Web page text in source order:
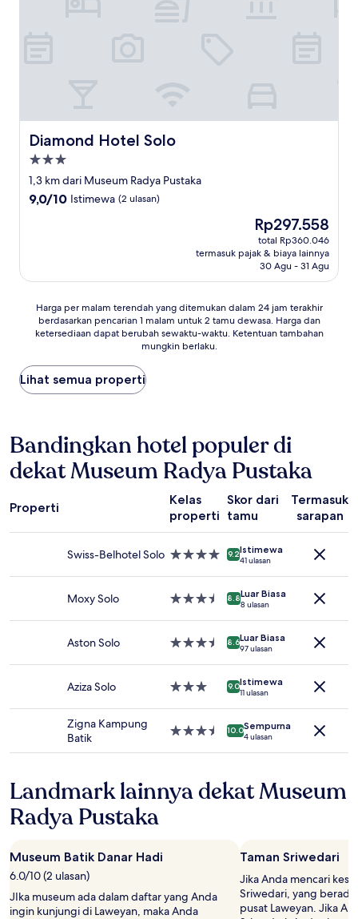
Diamond Hotel Solo
Diamond Hotel Solo
Properti
bintang
3.0
1,3 km dari Museum Radya Pustaka
9.0
9,0/10 Istimewa (2 ulasan)
Harga
sekarang
Rp297.558
Rp297.558
total Rp360.046
termasuk pajak & biaya lainnya
30 Agu - 31 Agu
Harga
malam
yang
ditemukan
dalam
terakhir
berdasarkan
pencarian
1
untuk
dan
ketersediaan
berubah
Ketentuan
berlaku.
Harga per malam terendah yang ditemukan dalam 24 jam terakhir
berdasarkan pencarian 1 malam untuk 2 tamu dewasa. Harga dan
ketersediaan dapat berubah sewaktu-waktu. Ketentuan tambahan
mungkin berlaku.
Lihat semua properti
Bandingkan hotel populer di
dekat Museum Radya Pustaka
Properti
Kelas
properti
Skor dari
tamu
Termasuk
sarapan
Swiss-Belhotel Solo Properti
9.2Istimewa
41 ulasan
Moxy Solo
Properti
8.8Luar Biasa
8 ulasan
Aston Solo
Properti
8.6Luar Biasa
97 ulasan
Aziza Solo
Properti
9.0Istimewa
11 ulasan
Zigna Kampung
Batik
Properti
10.0Sempurna
4 ulasan
Landmark lainnya dekat Museum
Radya Pustaka
Museum Batik Danar Hadi
6.0/10 (2 ulasan)
JIka museum ada dalam daftar yang Anda
ingin kunjungi di Laweyan, maka Anda
Taman Sriwedari
Jika Anda mencari
Sriwedari, yang berada
pusat Laweyan. Jika